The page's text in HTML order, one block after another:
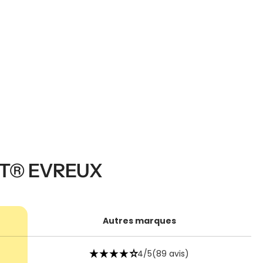
EVREUX
Autres marques
star_ratestar_ratestar_ratestar_ratestar_rate4/5(89 avis)